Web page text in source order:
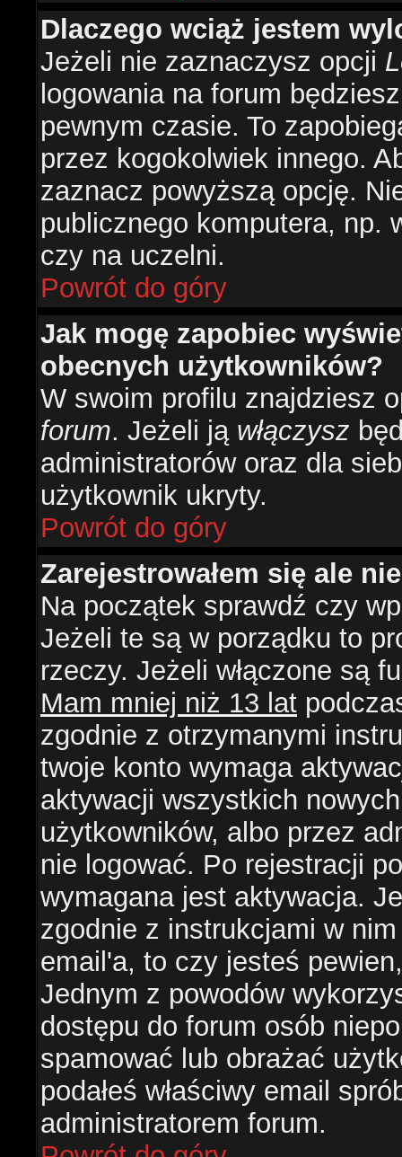
Dlaczego wciąż jestem
Jeżeli nie zaznaczysz opcji
logowania na forum
pewnym czasie. To
przez kogokolwiek innego.
zaznacz powyższą opcję.
publicznego komputera, np.
czy na uczelni.
Powrót do góry
Jak mogę zapobiec
obecnych użytkowników?
W swoim profilu znajdziesz
forum. Jeżeli ją włączysz
administratorów oraz dla
użytkownik ukryty.
Powrót do góry
Zarejestrowałem się ale
Na początek sprawdź czy
Jeżeli te są w porządku to
rzeczy. Jeżeli włączone są
Mam mniej niż 13 lat
zgodnie z otrzymanymi
twoje konto wymaga
aktywacji wszystkich
użytkowników, albo przez
nie logować. Po rejestracji
wymagana jest aktywacja.
zgodnie z instrukcjami w
email'a, to czy jesteś
Jednym z powodów
dostępu do forum osób
spamować lub obrażać
podałeś właściwy email
administratorem forum.